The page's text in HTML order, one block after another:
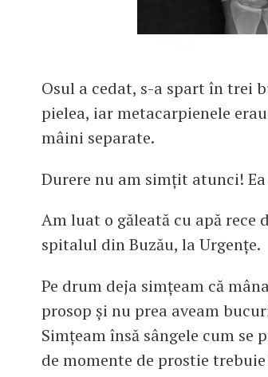
Osul a cedat, s-a spart în trei
pielea, iar metacarpienele
mâini separate.
Durere nu am simțit atunci!
Am luat o găleată cu apă
spitalul din Buzău, la Urgențe.
Pe drum deja simțeam că
prosop și nu prea aveam
Simțeam însă sângele cum se
de momente de prostie